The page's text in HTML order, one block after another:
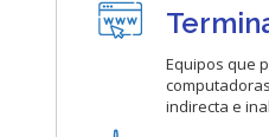
Equipos que
indirecta e